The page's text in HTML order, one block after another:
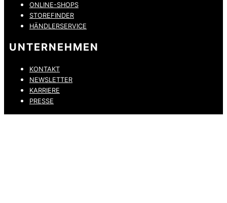
ONLINE-SHOPS
STOREFINDER
HÄNDLERSERVICE
UNTERNEHMEN
KONTAKT
NEWSLETTER
KARRIERE
PRESSE